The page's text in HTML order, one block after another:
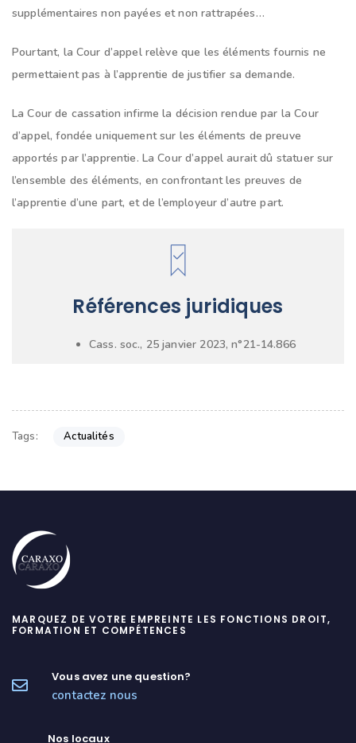
supplémentaires non payées et non rattrapées…
Pourtant, la Cour d’appel relève que les éléments fournis ne
permettaient pas à l’apprentie de justifier sa demande.
La Cour de cassation infirme la décision rendue par la Cour
d’appel, fondée uniquement sur les éléments de preuve
apportés par l’apprentie. La Cour d’appel aurait dû statuer sur
l’ensemble des éléments, en confrontant les preuves de
l’apprentie d’une part, et de l’employeur d’autre part.
Références juridiques
Cass. soc., 25 janvier 2023, n°21-14.866
Tags: Actualités
MARQUEZ DE VOTRE EMPREINTE LES FONCTIONS DROIT,
FORMATION ET COMPÉTENCES
Vous avez une question?
contactez nous
Nos locaux